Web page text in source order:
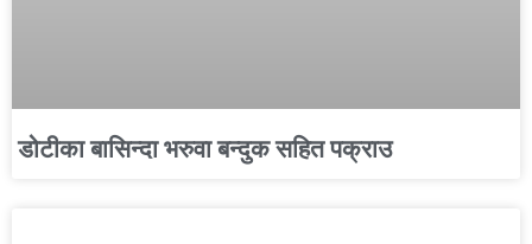
डोटीका बासिन्दा भरुवा बन्दुक सहित पक्राउ